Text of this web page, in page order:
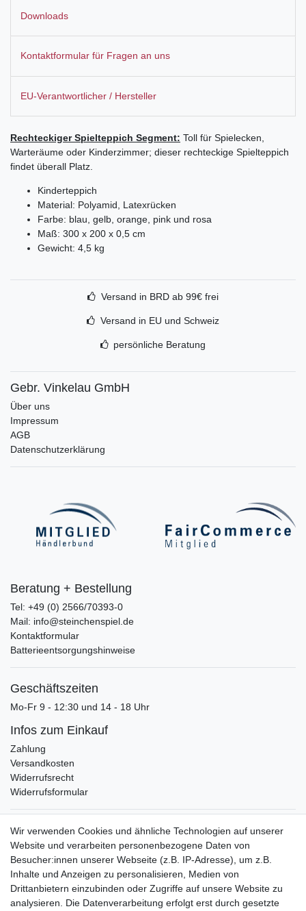
Downloads
Kontaktformular für Fragen an uns
EU-Verantwortlicher / Hersteller
Rechteckiger Spielteppich Segment: Toll für Spielecken,
Warteräume oder Kinderzimmer; dieser rechteckige Spielteppich
findet überall Platz.
Kinderteppich
Material: Polyamid, Latexrücken
Farbe: blau, gelb, orange, pink und rosa
Maß: 300 x 200 x 0,5 cm
Gewicht: 4,5 kg
Versand in BRD ab 99€ frei
Versand in EU und Schweiz
persönliche Beratung
Gebr. Vinkelau GmbH
Über uns
Impressum
AGB
Datenschutzerklärung
Beratung + Bestellung
Tel: +49 (0) 2566/70393-0
Mail: info@steinchenspiel.de
Kontaktformular
Batterieentsorgungshinweise
Geschäftszeiten
Mo-Fr 9 - 12:30 und 14 - 18 Uhr
Infos zum Einkauf
Zahlung
Versandkosten
Widerrufsrecht
Widerrufsformular
Verpackungslizenz
bei der Landbell AG
Zahlungsarten
Vorabüberweisung
Rechnungskauf
Wir verwenden Cookies und ähnliche Technologien auf unserer
Website und verarbeiten personenbezogene Daten von
Besucher:innen unserer Webseite (z.B. IP-Adresse), um z.B.
Inhalte und Anzeigen zu personalisieren, Medien von
Drittanbietern einzubinden oder Zugriffe auf unsere Website zu
analysieren. Die Datenverarbeitung erfolgt erst durch gesetzte